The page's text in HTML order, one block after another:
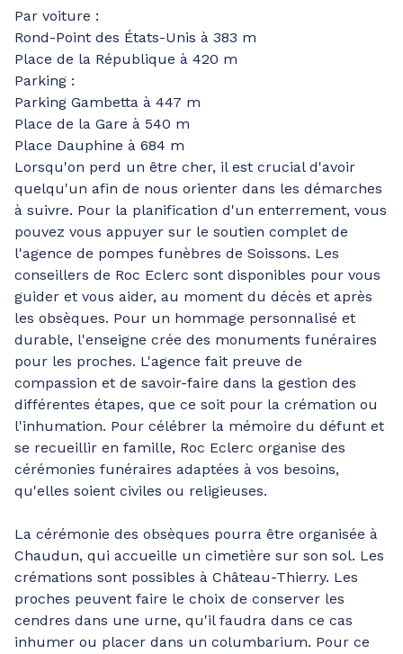
Par voiture :
Rond-Point des États-Unis à 383 m
Place de la République à 420 m
Parking :
Parking Gambetta à 447 m
Place de la Gare à 540 m
Place Dauphine à 684 m
Lorsqu'on perd un être cher, il est crucial d'avoir
quelqu'un afin de nous orienter dans les démarches
à suivre. Pour la planification d'un enterrement, vous
pouvez vous appuyer sur le soutien complet de
l'agence de pompes funèbres de Soissons. Les
conseillers de Roc Eclerc sont disponibles pour vous
guider et vous aider, au moment du décès et après
les obsèques. Pour un hommage personnalisé et
durable, l'enseigne crée des monuments funéraires
pour les proches. L'agence fait preuve de
compassion et de savoir-faire dans la gestion des
différentes étapes, que ce soit pour la crémation ou
l'inhumation. Pour célébrer la mémoire du défunt et
se recueillir en famille, Roc Eclerc organise des
cérémonies funéraires adaptées à vos besoins,
qu'elles soient civiles ou religieuses.
La cérémonie des obsèques pourra être organisée à
Chaudun, qui accueille un cimetière sur son sol. Les
crémations sont possibles à Château-Thierry. Les
proches peuvent faire le choix de conserver les
cendres dans une urne, qu'il faudra dans ce cas
inhumer ou placer dans un columbarium. Pour ce